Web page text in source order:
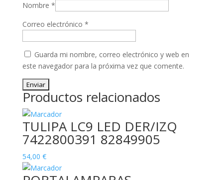
Nombre *
Correo electrónico *
Guarda mi nombre, correo electrónico y web en
este navegador para la próxima vez que comente.
Productos relacionados
TULIPA LC9 LED DER/IZQ
7422800391 82849905
54,00 €